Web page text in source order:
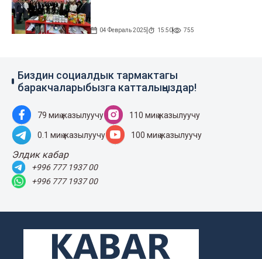
04 Февраль 2025 15:50 755
Биздин социалдык тармактагы
баракчаларыбызга катталыңыздар!
79 миң жазылуучу 110 миң жазылуучу
0.1 миң жазылуучу 100 миң жазылуучу
Элдик кабар
+996 777 1937 00
+996 777 1937 00